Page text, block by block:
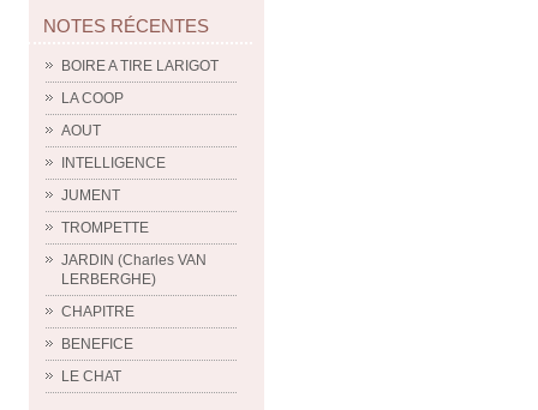
NOTES RÉCENTES
BOIRE A TIRE LARIGOT
LA COOP
AOUT
INTELLIGENCE
JUMENT
TROMPETTE
JARDIN (Charles VAN
LERBERGHE)
CHAPITRE
BENEFICE
LE CHAT